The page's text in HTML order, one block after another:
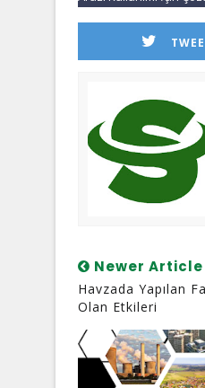
Newer Article
Havzada Yapılan
Olan Etkileri